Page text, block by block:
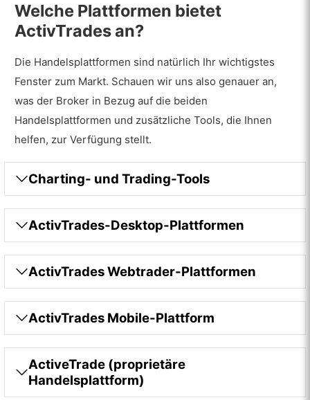
Welche Plattformen bietet
ActivTrades an?
Die Handelsplattformen sind natürlich Ihr wichtigstes
Fenster zum Markt. Schauen wir uns also genauer an,
was der Broker in Bezug auf die beiden
Handelsplattformen und zusätzliche Tools, die Ihnen
helfen, zur Verfügung stellt.
Charting- und Trading-Tools
ActivTrades-Desktop-Plattformen
ActivTrades Webtrader-Plattformen
ActivTrades Mobile-Plattform
ActiveTrade (proprietäre
Handelsplattform)